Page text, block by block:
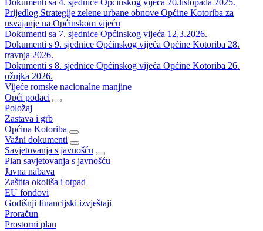
Dokumenti sa 4. sjednice Općinskog vijeća 20.listopada 2025.
Prijedlog Strategije zelene urbane obnove Općine Kotoriba za
usvajanje na Općinskom vijeću
Dokumenti sa 7. sjednice Općinskog vijeća 12.3.2026.
Dokumenti s 9. sjednice Općinskog vijeća Općine Kotoriba 28.
travnja 2026.
Dokumenti s 8. sjednice Općinskog vijeća Općine Kotoriba 26.
ožujka 2026.
Vijeće romske nacionalne manjine
Opći podaci
Položaj
Zastava i grb
Općina Kotoriba
Važni dokumenti
Savjetovanja s javnošću
Plan savjetovanja s javnošću
Javna nabava
Zaštita okoliša i otpad
EU fondovi
Godišnji financijski izvještaji
Proračun
Prostorni plan